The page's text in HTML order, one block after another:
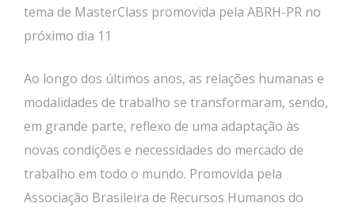
tema de MasterClass promovida pela ABRH-PR no
próximo dia 11
Ao longo dos últimos anos, as relações humanas e
modalidades de trabalho se transformaram, sendo,
em grande parte, reflexo de uma adaptação às
novas condições e necessidades do mercado de
trabalho em todo o mundo. Promovida pela
Associação Brasileira de Recursos Humanos do